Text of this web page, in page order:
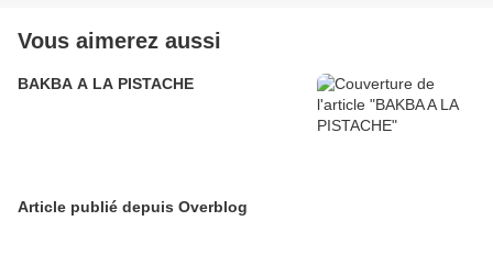
Vous aimerez aussi
BAKBA A LA PISTACHE
Article publié depuis Overblog